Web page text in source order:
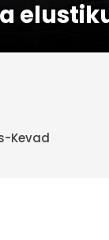
Kevad